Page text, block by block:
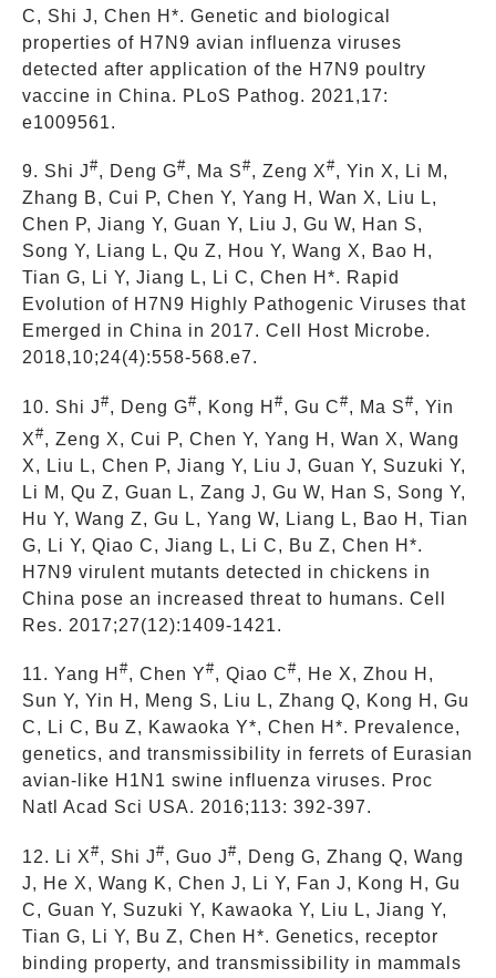
C, Shi J, Chen H*. Genetic and biological
properties of H7N9 avian influenza viruses
detected after application of the H7N9 poultry
vaccine in China. PLoS Pathog. 2021,17:
e1009561.
9. Shi J#, Deng G#, Ma S#, Zeng X#, Yin X, Li M,
Zhang B, Cui P, Chen Y, Yang H, Wan X, Liu L,
Chen P, Jiang Y, Guan Y, Liu J, Gu W, Han S,
Song Y, Liang L, Qu Z, Hou Y, Wang X, Bao H,
Tian G, Li Y, Jiang L, Li C, Chen H*. Rapid
Evolution of H7N9 Highly Pathogenic Viruses that
Emerged in China in 2017. Cell Host Microbe.
2018,10;24(4):558-568.e7.
10. Shi J#, Deng G#, Kong H #, Gu C#, Ma S#, Yin
X#, Zeng X, Cui P, Chen Y, Yang H, Wan X, Wang
X, Liu L, Chen P, Jiang Y, Liu J, Guan Y, Suzuki Y,
Li M, Qu Z, Guan L, Zang J, Gu W, Han S, Song Y,
Hu Y, Wang Z, Gu L, Yang W, Liang L, Bao H, Tian
G, Li Y, Qiao C, Jiang L, Li C, Bu Z, Chen H*.
H7N9 virulent mutants detected in chickens in
China pose an increased threat to humans. Cell
Res. 2017;27(12):1409-1421.
11. Yang H #, Chen Y#, Qiao C#, He X, Zhou H,
Sun Y, Yin H, Meng S, Liu L, Zhang Q, Kong H, Gu
C, Li C, Bu Z, Kawaoka Y*, Chen H*. Prevalence,
genetics, and transmissibility in ferrets of Eurasian
avian-like H1N1 swine influenza viruses. Proc
Natl Acad Sci USA. 2016;113: 392-397.
12. Li X#, Shi J#, Guo J#, Deng G, Zhang Q, Wang
J, He X, Wang K, Chen J, Li Y, Fan J, Kong H, Gu
C, Guan Y, Suzuki Y, Kawaoka Y, Liu L, Jiang Y,
Tian G, Li Y, Bu Z, Chen H*. Genetics, receptor
binding property, and transmissibility in mammals